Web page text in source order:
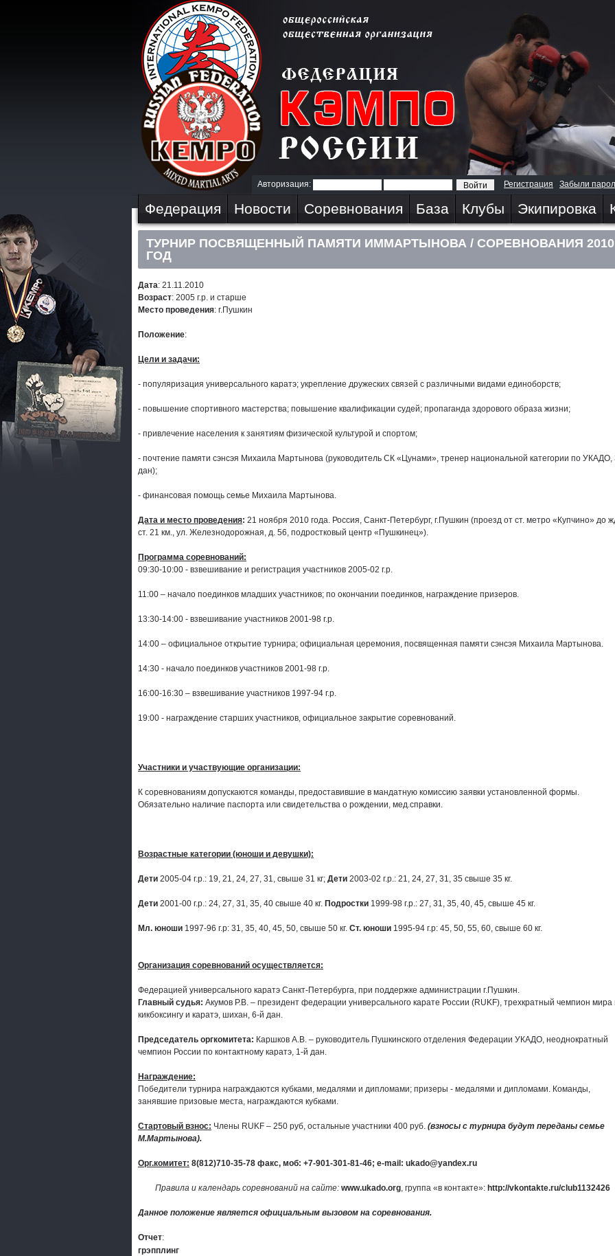
Авторизация: Регистрация Забыли
Федерация Новости Соревнования База Клубы Экипировка
ТУРНИР ПОСВЯЩЕННЫЙ ПАМЯТИ ИММАРТЫНОВА / СОРЕВНОВАНИЯ 2010
ГОД
Дата: 21.11.2010
Возраст: 2005 г.р. и старше
Место проведения: г.Пушкин
Положение:
Цели и задачи:
- популяризация универсального каратэ; укрепление дружеских связей с различными видами единоборств;
- повышение спортивного мастерства; повышение квалификации судей; пропаганда здорового образа жизни;
- привлечение населения к занятиям физической культурой и спортом;
- почтение памяти сэнсэя Михаила Мартынова (руководитель СК «Цунами», тренер национальной категории по УКАДО,
дан);
- финансовая помощь семье Михаила Мартынова.
Дата и место проведения: 21 ноября 2010 года. Россия, Санкт-Петербург, г.Пушкин (проезд от ст. метро «Купчино» до
ст. 21 км., ул. Железнодорожная, д. 56, подростковый центр «Пушкинец»).
Программа соревнований:
09:30-10:00 - взвешивание и регистрация участников 2005-02 г.р.
11:00 – начало поединков младших участников; по окончании поединков, награждение призеров.
13:30-14:00 - взвешивание участников 2001-98 г.р.
14:00 – официальное открытие турнира; официальная церемония, посвященная памяти сэнсэя Михаила Мартынова.
14:30 - начало поединков участников 2001-98 г.р.
16:00-16:30 – взвешивание участников 1997-94 г.р.
19:00 - награждение старших участников, официальное закрытие соревнований.
Участники и участвующие организации:
К соревнованиям допускаются команды, предоставившие в мандатную комиссию заявки установленной формы.
Обязательно наличие паспорта или свидетельства о рождении, мед.справки.
Возрастные категории (юноши и девушки):
Дети 2005-04 г.р.: 19, 21, 24, 27, 31, свыше 31 кг; Дети 2003-02 г.р.: 21, 24, 27, 31, 35 свыше 35 кг.
Дети 2001-00 г.р.: 24, 27, 31, 35, 40 свыше 40 кг. Подростки 1999-98 г.р.: 27, 31, 35, 40, 45, свыше 45 кг.
Мл. юноши 1997-96 г.р: 31, 35, 40, 45, 50, свыше 50 кг. Ст. юноши 1995-94 г.р: 45, 50, 55, 60, свыше 60 кг.
Организация соревнований осуществляется:
Федерацией универсального каратэ Санкт-Петербурга, при поддержке администрации г.Пушкин.
Главный судья: Акумов Р.В. – президент федерации универсального карате России (RUKF), трехкратный чемпион мира
кикбоксингу и каратэ, шихан, 6-й дан.
Председатель оргкомитета: Каршков А.В. – руководитель Пушкинского отделения Федерации УКАДО, неоднократный
чемпион России по контактному каратэ, 1-й дан.
Награждение:
Победители турнира награждаются кубками, медалями и дипломами; призеры - медалями и дипломами. Команды,
занявшие призовые места, награждаются кубками.
Стартовый взнос: Члены RUKF – 250 руб, остальные участники 400 руб. (взносы с турнира будут переданы семье
М.Мартынова).
Орг.комитет: 8(812)710-35-78 факс, моб: +7-901-301-81-46; e-mail : ukado@yandex.ru
Правила и календарь соревнований на сайте: www.ukado.org, группа «в контакте»: http://vkontakte.ru/club1132426
Данное положение является официальным вызовом на соревнования.
Отчет:
грэпплинг